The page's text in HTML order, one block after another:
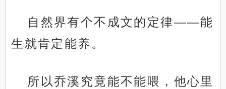
自然界有个不成文的定律——能
生就肯定能养。
所以乔溪究竟能不能喂，他心里